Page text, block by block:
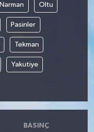
Narman Oltu
Pasinler
Tekman
Yakutiye
BASINÇ